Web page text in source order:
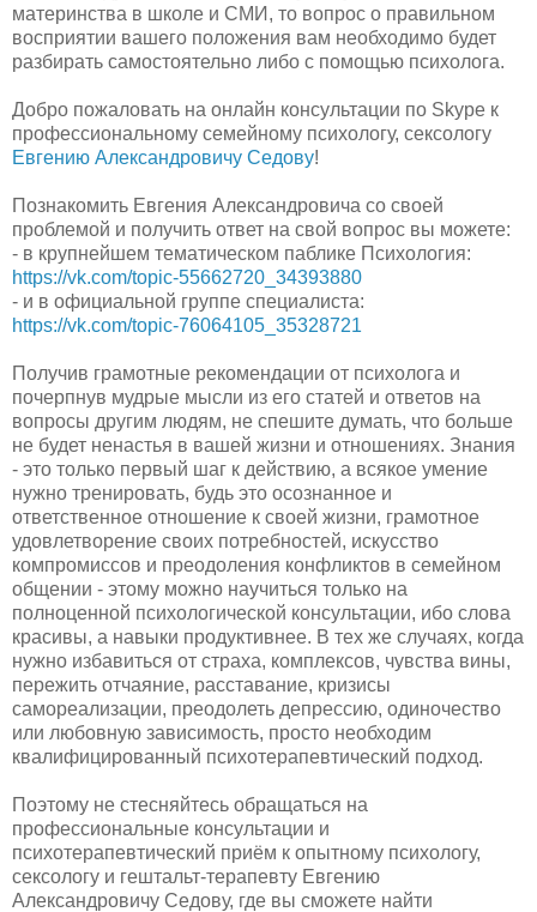
материнства в школе и СМИ, то вопрос о правильном
восприятии вашего положения вам необходимо будет
разбирать самостоятельно либо с помощью психолога.
Добро пожаловать на онлайн консультации по Skype к
профессиональному семейному психологу, сексологу
Евгению Александровичу Седову!
Познакомить Евгения Александровича со своей
проблемой и получить ответ на свой вопрос вы можете:
- в крупнейшем тематическом паблике Психология:
https://vk.com/topic-55662720_34393880
- и в официальной группе специалиста:
https://vk.com/topic-76064105_35328721
Получив грамотные рекомендации от психолога и
почерпнув мудрые мысли из его статей и ответов на
вопросы другим людям, не спешите думать, что больше
не будет ненастья в вашей жизни и отношениях. Знания
- это только первый шаг к действию, а всякое умение
нужно тренировать, будь это осознанное и
ответственное отношение к своей жизни, грамотное
удовлетворение своих потребностей, искусство
компромиссов и преодоления конфликтов в семейном
общении - этому можно научиться только на
полноценной психологической консультации, ибо слова
красивы, а навыки продуктивнее. В тех же случаях, когда
нужно избавиться от страха, комплексов, чувства вины,
пережить отчаяние, расставание, кризисы
самореализации, преодолеть депрессию, одиночество
или любовную зависимость, просто необходим
квалифицированный психотерапевтический подход.
Поэтому не стесняйтесь обращаться на
профессиональные консультации и
психотерапевтический приём к опытному психологу,
сексологу и гештальт-терапевту Евгению
Александровичу Седову, где вы сможете найти